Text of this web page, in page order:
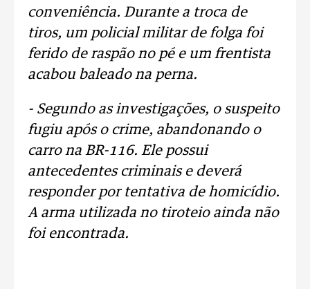
conveniência. Durante a troca de
tiros, um policial militar de folga foi
ferido de raspão no pé e um frentista
acabou baleado na perna.
- Segundo as investigações, o suspeito
fugiu após o crime, abandonando o
carro na BR-116. Ele possui
antecedentes criminais e deverá
responder por tentativa de homicídio.
A arma utilizada no tiroteio ainda não
foi encontrada.